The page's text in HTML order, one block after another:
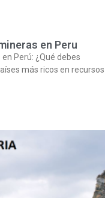
en Peru
Perú: ¿Qué debes
más ricos en recursos